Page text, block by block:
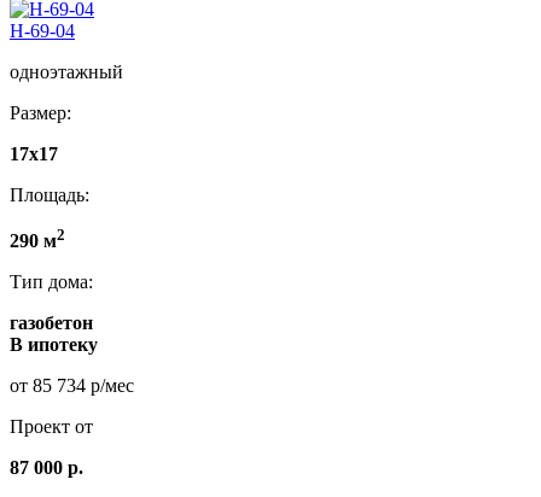
Н-69-04
одноэтажный
Размер:
17x17
Площадь:
290 м2
Тип дома:
газобетон
В ипотеку
от 85 734 р/мес
Проект от
87 000 р.